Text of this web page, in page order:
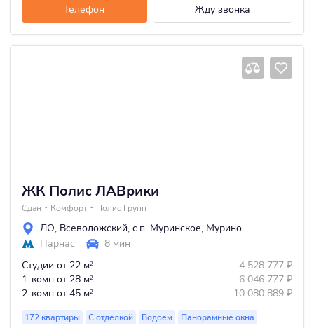
Телефон Жду звонка
ЖК Полис ЛАВрики
Сдан Комфорт Полис Групп
ЛО, Всеволожский, с.п. Муринское, Мурино
Парнас
8 мин
Студии от 22 м2 4 528 777 ₽
1-комн от 28 м2 6 046 777 ₽
2-комн от 45 м2 10 080 889 ₽
172 квартиры С отделкой Водоем
Панорамные окна